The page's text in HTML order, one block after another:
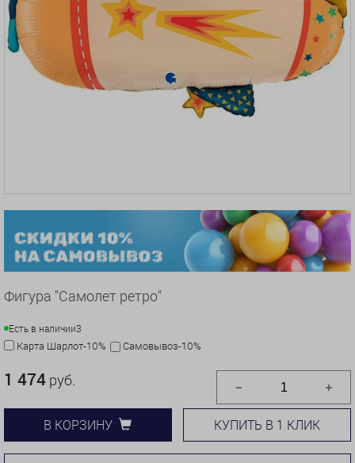
Фигура "Самолет ретро"
Есть в наличии3
Карта Шарлот-10% Самовывоз-10%
1 474 руб.
В КОРЗИНУ КУПИТЬ В 1 КЛИК